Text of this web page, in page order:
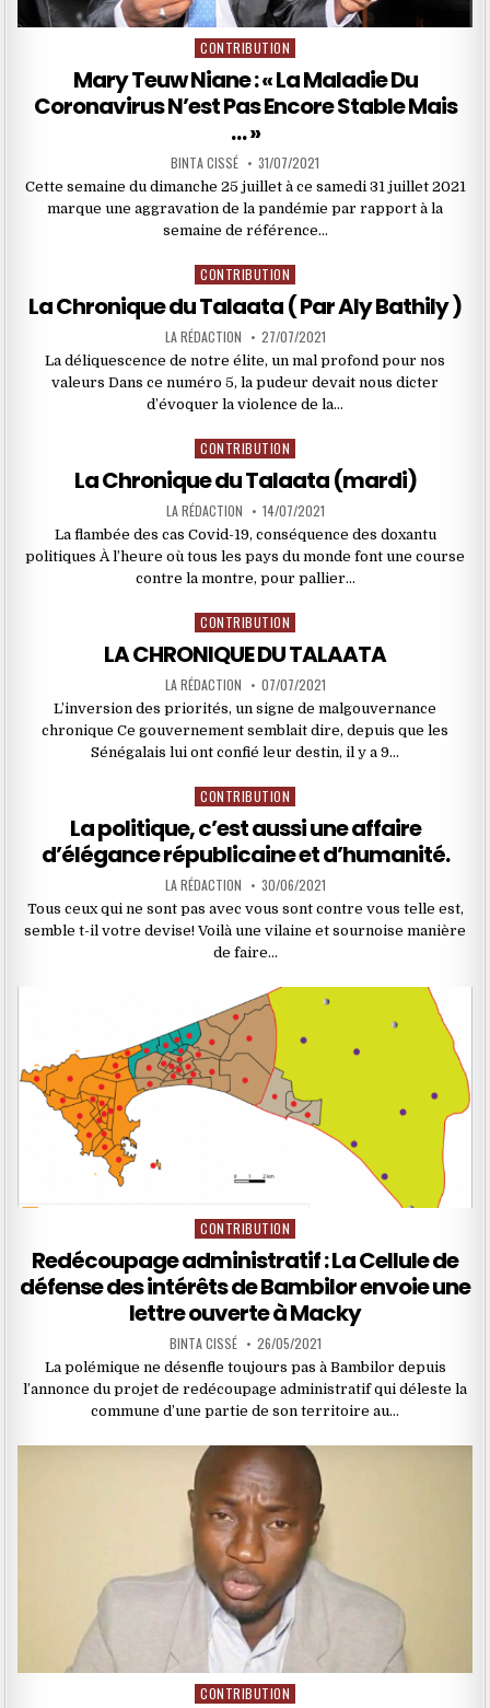
Posted
in
CONTRIBUTION
Mary Teuw Niane : « La Maladie Du
Coronavirus N’est Pas Encore Stable Mais
… »
BINTA CISSÉ 31/07/2021
Cette semaine du dimanche 25 juillet à ce samedi 31 juillet 2021
marque une aggravation de la pandémie par rapport à la
semaine de référence…
Posted
in
CONTRIBUTION
La Chronique du Talaata ( Par Aly Bathily )
LA RÉDACTION 27/07/2021
La déliquescence de notre élite, un mal profond pour nos
valeurs Dans ce numéro 5, la pudeur devait nous dicter
d’évoquer la violence de la…
Posted
CONTRIBUTION
La Chronique du Talaata (mardi)
LA RÉDACTION 14/07/2021
La flambée des cas Covid-19, conséquence des doxantu
politiques À l’heure où tous les pays du monde font une course
contre la montre, pour pallier…
Posted
in
CONTRIBUTION
LA CHRONIQUE DU TALAATA
LA RÉDACTION 07/07/2021
L’inversion des priorités, un signe de malgouvernance
chronique Ce gouvernement semblait dire, depuis que les
Sénégalais lui ont confié leur destin, il y a 9…
Posted
CONTRIBUTION
La politique, c’est aussi une affaire
d’élégance républicaine et d’humanité.
LA RÉDACTION 30/06/2021
Tous ceux qui ne sont pas avec vous sont contre vous telle est,
semble t-il votre devise! Voilà une vilaine et sournoise manière
de faire…
Posted
in
CONTRIBUTION
Redécoupage administratif : La Cellule de
défense des intérêts de Bambilor envoie une
lettre ouverte à Macky
BINTA CISSÉ 26/05/2021
La polémique ne désenfle toujours pas à Bambilor depuis
l’annonce du projet de redécoupage administratif qui déleste la
commune d’une partie de son territoire au…
Posted
CONTRIBUTION